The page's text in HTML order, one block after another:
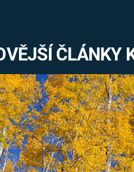
TEREZIE
ČLÁNKY